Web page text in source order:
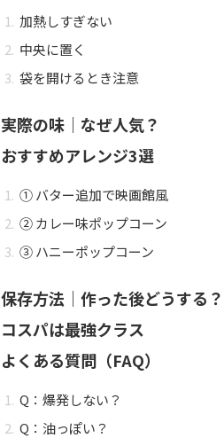
加熱しすぎない
中央に置く
袋を開けるとき注意
実際の味｜なぜ人気？
おすすめアレンジ3選
① バター追加で映画館風
② カレー味ポップコーン
③ ハニーポップコーン
保存方法｜作った後どうする？
コスパは最強クラス
よくある質問（FAQ）
Q：爆発しない？
Q：油っぽい？